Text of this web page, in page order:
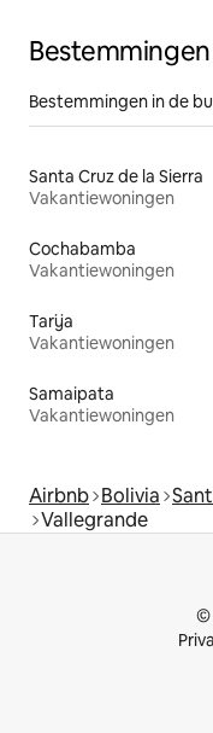
Bestemmingen in de
Santa Cruz de la Sierra
Vakantiewoningen
Cochabamba
Vakantiewoningen
Tarija
Vakantiewoningen
Samaipata
Vakantiewoningen
Airbnb Bolivia
Vallegrande
©